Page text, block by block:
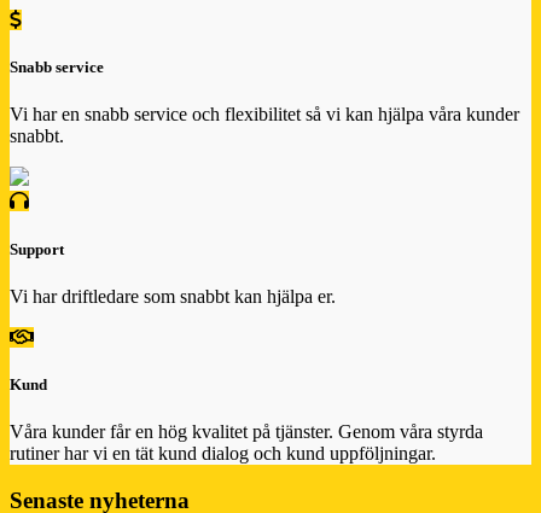
Snabb service
Vi har en snabb service och flexibilitet så vi kan hjälpa våra kunder
snabbt.
Support
Vi har driftledare som snabbt kan hjälpa er.
Kund
Våra kunder får en hög kvalitet på tjänster. Genom våra styrda
rutiner har vi en tät kund dialog och kund uppföljningar.
Senaste nyheterna